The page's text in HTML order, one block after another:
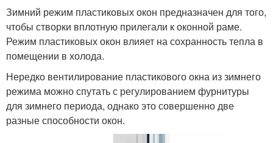
Зимний режим пластиковых окон предназначен для того,
чтобы створки вплотную прилегали к оконной раме.
Режим пластиковых окон влияет на сохранность тепла в
помещении в холода.
Нередко вентилирование пластикового окна из зимнего
режима можно спутать с регулированием фурнитуры
для зимнего периода, однако это совершенно две
разные способности окон.